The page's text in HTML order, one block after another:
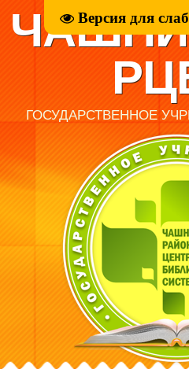
Версия для
ГОСУДАРСТВЕННОЕ